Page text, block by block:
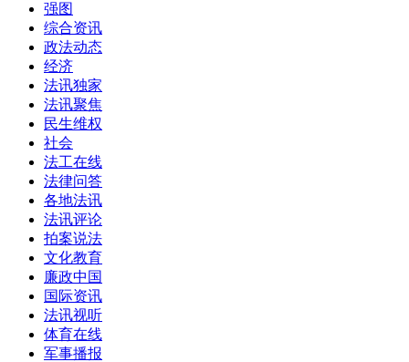
强图
综合资讯
政法动态
经济
法讯独家
法讯聚焦
民生维权
社会
法工在线
法律问答
各地法讯
法讯评论
拍案说法
文化教育
廉政中国
国际资讯
法讯视听
体育在线
军事播报